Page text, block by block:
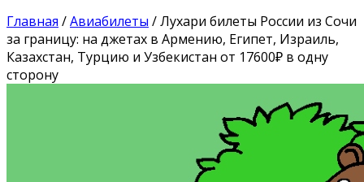
Главная /Авиабилеты /Лухари билеты России из Сочи
за границу: на джетах в Армению, Египет, Израиль,
Казахстан, Турцию и Узбекистан от 17600₽ в одну
сторону